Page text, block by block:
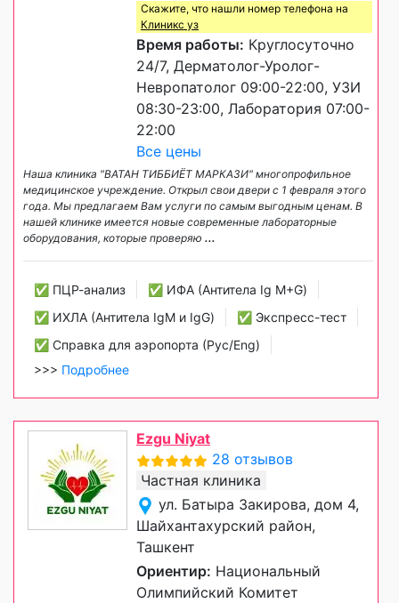
Скажите, что нашли номер телефона на
Клиникс уз
Время работы: Круглосуточно
24/7, Дерматолог-Уролог-
Невропатолог 09:00-22:00, УЗИ
08:30-23:00, Лаборатория 07:00-
22:00
Все цены
Наша клиника "ВАТАН ТИББИЁТ МАРКАЗИ" многопрофильное
медицинское учреждение. Открыл свои двери с 1 февраля этого
года. Мы предлагаем Вам услуги по самым выгодным ценам. В
нашей клинике имеется новые современные лабораторные
оборудования, которые проверяю ...
✅ ПЦР-анализ
✅ ИФА (Антитела Ig М+G)
✅ ИХЛА (Антитела IgM и IgG)
✅ Экспресс-тест
✅ Справка для аэропорта (Рус/Eng)
>>> Подробнее
Ezgu Niyat
28 отзывов
Частная клиника
ул. Батыра Закирова, дом 4,
Шайхантахурский район,
Ташкент
Ориентир: Национальный
Олимпийский Комитет